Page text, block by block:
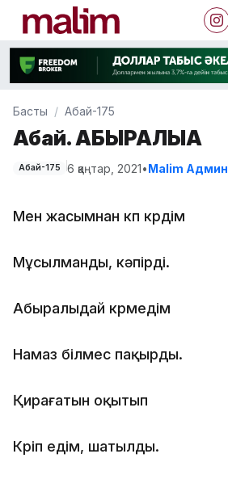
Басты Абай-175
Абай. АБЫРАЛЫҒА
Абай-175 6 қаңтар, 2021•Malim Админ
Мен жасымнан көп көрдім
Мұсылманды, кәпірді.
Абыралыдай көрмедім
Намаз білмес пақырды.
Қирағатын оқытып
Көріп едім, шатылды.